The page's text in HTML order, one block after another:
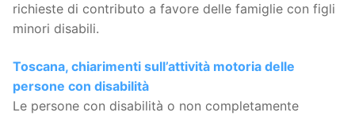
richieste di contributo a favore delle famiglie con figli
minori disabili.
Toscana, chiarimenti sull’attività motoria delle
persone con disabilità
Le persone con disabilità o non completamente